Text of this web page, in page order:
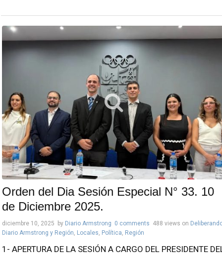
Orden del Dia Sesión Especial N° 33. 10
de Diciembre 2025.
diciembre 10, 2025 by Diario Armstrong 0 comments 488 views on
Diario Armstrong y Región, Locales, Política, Región
1- APERTURA DE LA SESIÓN A CARGO DEL PRESIDENTE